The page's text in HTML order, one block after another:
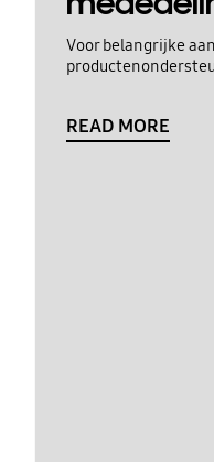
Voor belangrijke
READ MORE